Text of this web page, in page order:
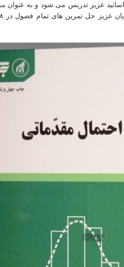
عزیز تدریس می شود و به عنوان